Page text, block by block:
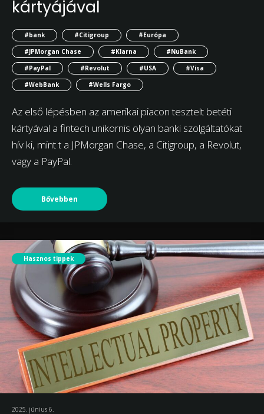
kártyájával
#bank #Citigroup
#Európa
#JPMorgan Chase
#Klarna
#NuBank
#PayPal
#Revolut #USA
#Visa
#WebBank
#Wells Fargo
Az első lépésben az amerikai piacon tesztelt betéti
kártyával a fintech unikornis olyan banki szolgáltatókat
hív ki, mint t a JPMorgan Chase, a Citigroup, a Revolut,
vagy a PayPal.
Bővebben
Hasznos tippek
2025. június 6.